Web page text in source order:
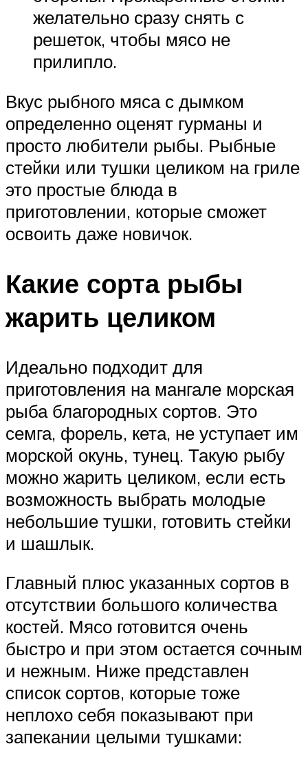
желательно сразу снять с
решеток, чтобы мясо не
прилипло.
Вкус рыбного мяса с дымком
определенно оценят гурманы и
просто любители рыбы. Рыбные
стейки или тушки целиком на гриле
это простые блюда в
приготовлении, которые сможет
освоить даже новичок.
Какие сорта рыбы
жарить целиком
Идеально подходит для
приготовления на мангале морская
рыба благородных сортов. Это
семга, форель, кета, не уступает им
морской окунь, тунец. Такую рыбу
можно жарить целиком, если есть
возможность выбрать молодые
небольшие тушки, готовить стейки
и шашлык.
Главный плюс указанных сортов в
отсутствии большого количества
костей. Мясо готовится очень
быстро и при этом остается сочным
и нежным. Ниже представлен
список сортов, которые тоже
неплохо себя показывают при
запекании целыми тушками: